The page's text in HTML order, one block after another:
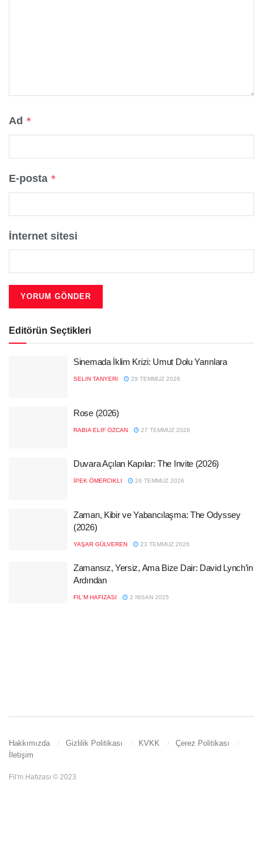
Ad *
E-posta *
İnternet sitesi
Editörün Seçtikleri
Sinemada İklim Krizi: Umut Dolu Yarınlara
SELIN TANYERI 29 TEMMUZ 2026
Rose (2026)
RABIA ELIF ÖZCAN 27 TEMMUZ 2026
Duvara Açılan Kapılar: The Invite (2026)
İPEK ÖMERCIKLI 26 TEMMUZ 2026
Zaman, Kibir ve Yabancılaşma: The Odyssey
(2026)
YAŞAR GÜLVEREN 23 TEMMUZ 2026
Zamansız, Yersiz, Ama Bize Dair: David Lynch’in
Ardından
FIL'M HAFIZASI 2 NISAN 2025
Hakkımızda Gizlilik Politikası KVKK
Çerez Politikası
İletişim
Fil'm Hafızası © 2023